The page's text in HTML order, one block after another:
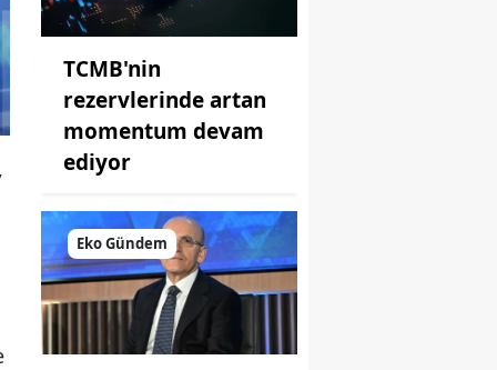
TCMB'nin
rezervlerinde artan
momentum devam
ediyor
Eko Gündem